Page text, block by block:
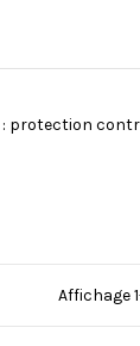
: protection
Affichage